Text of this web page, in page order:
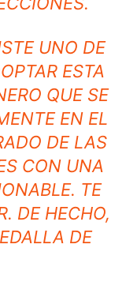
UNO DE
ESTA
QUE SE
EN EL
DE LAS
CON UNA
TE
DE HECHO,
DE